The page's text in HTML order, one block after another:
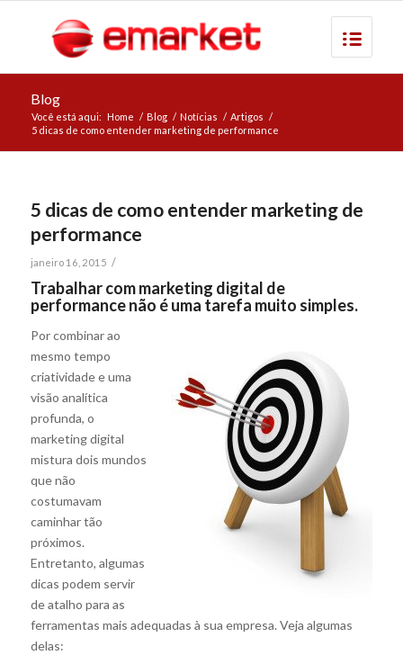
Blog
Você está aqui: Home / Blog / Notícias / Artigos /
5 dicas de como entender marketing de performance
5 dicas de como entender marketing de
performance
janeiro 16, 2015 /
Trabalhar com marketing digital de
performance não é uma tarefa muito simples.
Por combinar ao
mesmo tempo
criatividade e uma
visão analítica
profunda, o
marketing digital
mistura dois mundos
que não
costumavam
caminhar tão
próximos.
Entretanto, algumas
dicas podem servir
de atalho para as
ferramentas mais adequadas à sua empresa. Veja algumas
delas: